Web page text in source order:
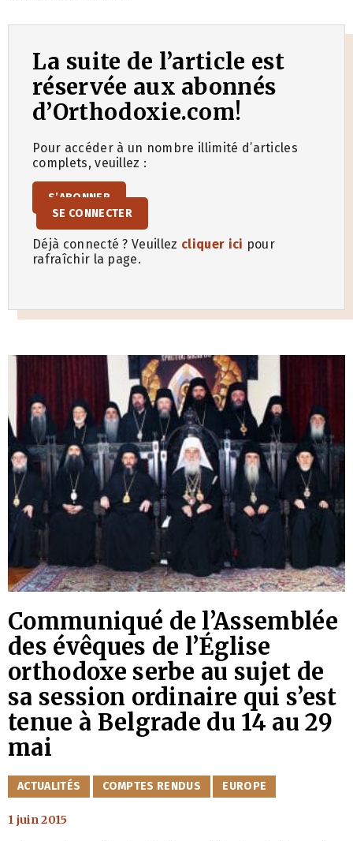
La suite de l’article est
réservée aux abonnés
d’Orthodoxie.com!
Pour accéder à un nombre illimité d’articles
complets, veuillez :
S’ABONNER
SE CONNECTER
Déjà connecté ? Veuillez cliquer ici pour
rafraîchir la page.
Communiqué de l’Assemblée
des évêques de l’Église
orthodoxe serbe au sujet de
sa session ordinaire qui s’est
tenue à Belgrade du 14 au 29
mai
CATÉGORIES
ACTUALITÉS COMPTES RENDUS EUROPE
1 juin 2015